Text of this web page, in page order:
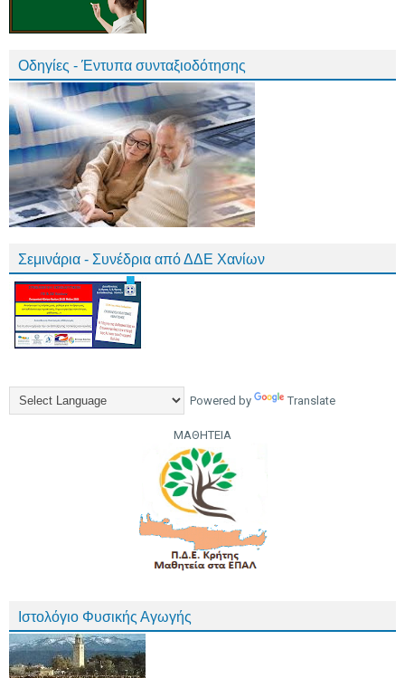
Οδηγίες - Έντυπα συνταξιοδότησης
Σεμινάρια - Συνέδρια από ΔΔΕ Χανίων
Powered by Translate
ΜΑΘΗΤΕΙΑ
Ιστολόγιο Φυσικής Αγωγής